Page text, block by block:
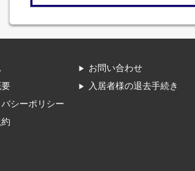
シーポリシー
お問い合わせ
入居者様の退去手続き